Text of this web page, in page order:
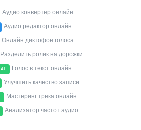
Аудио конвертер онлайн
Аудио редактор онлайн
Онлайн диктофон голоса
Разделить ролик на дорожки
AI Голос в текст онлайн
Улучшить качество записи
Мастеринг трека онлайн
Анализатор частот аудио